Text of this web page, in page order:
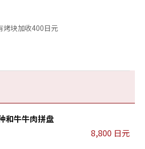
烤块加收400日元
和牛牛肉拼盘
8,800 日元